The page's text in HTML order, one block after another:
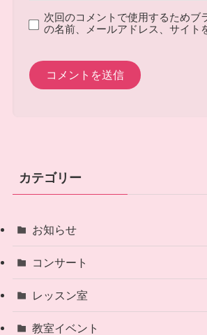
次回のコメントで使用するためブ
の名前、メールアドレス、サイト
カテゴリー
お知らせ
コンサート
レッスン室
教室イベント